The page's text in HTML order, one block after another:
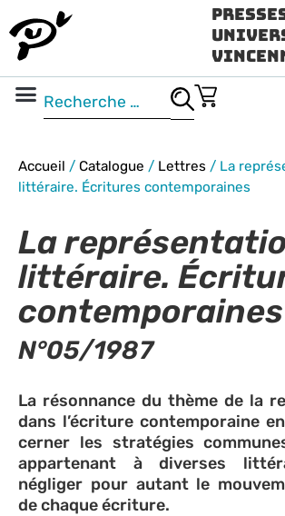
Accueil / Catalogue / Lettres / La
littéraire. Écritures contemporaines
La
littéraire.
contemporaines
N°05/1987
La résonnance du thème de la
dans l’écriture contemporaine
cerner les stratégies
appartenant à diverses
négliger pour autant le
de chaque écriture.